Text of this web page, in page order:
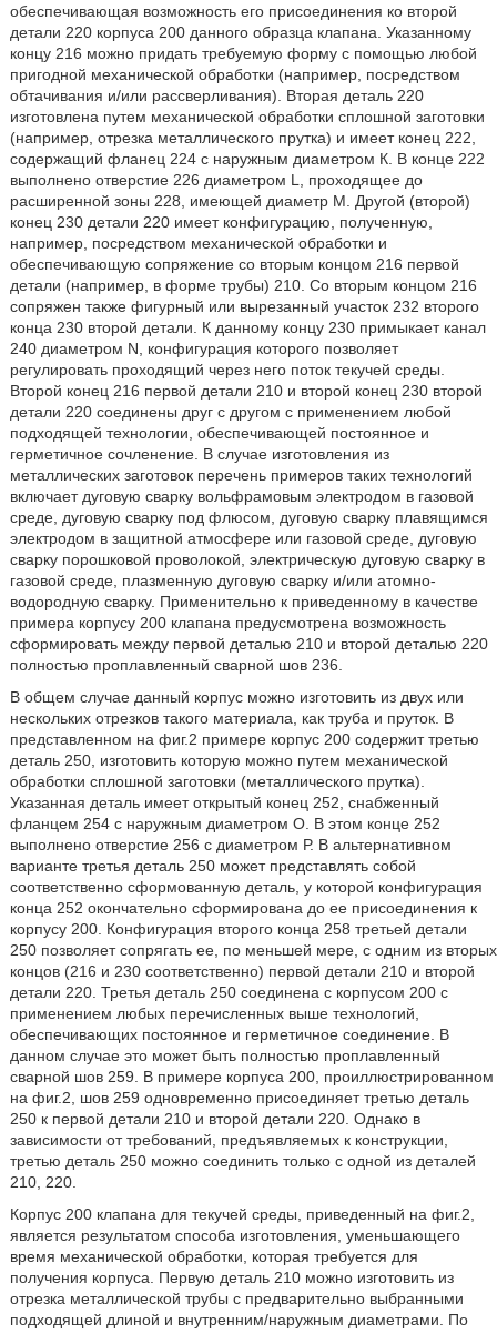
обеспечивающая возможность его присоединения ко второй
детали 220 корпуса 200 данного образца клапана. Указанному
концу 216 можно придать требуемую форму с помощью любой
пригодной механической обработки (например, посредством
обтачивания и/или рассверливания). Вторая деталь 220
изготовлена путем механической обработки сплошной заготовки
(например, отрезка металлического прутка) и имеет конец 222,
содержащий фланец 224 с наружным диаметром К. В конце 222
выполнено отверстие 226 диаметром L, проходящее до
расширенной зоны 228, имеющей диаметр М. Другой (второй)
конец 230 детали 220 имеет конфигурацию, полученную,
например, посредством механической обработки и
обеспечивающую сопряжение со вторым концом 216 первой
детали (например, в форме трубы) 210. Со вторым концом 216
сопряжен также фигурный или вырезанный участок 232 второго
конца 230 второй детали. К данному концу 230 примыкает канал
240 диаметром N, конфигурация которого позволяет
регулировать проходящий через него поток текучей среды.
Второй конец 216 первой детали 210 и второй конец 230 второй
детали 220 соединены друг с другом с применением любой
подходящей технологии, обеспечивающей постоянное и
герметичное сочленение. В случае изготовления из
металлических заготовок перечень примеров таких технологий
включает дуговую сварку вольфрамовым электродом в газовой
среде, дуговую сварку под флюсом, дуговую сварку плавящимся
электродом в защитной атмосфере или газовой среде, дуговую
сварку порошковой проволокой, электрическую дуговую сварку в
газовой среде, плазменную дуговую сварку и/или атомно-
водородную сварку. Применительно к приведенному в качестве
примера корпусу 200 клапана предусмотрена возможность
сформировать между первой деталью 210 и второй деталью 220
полностью проплавленный сварной шов 236.
В общем случае данный корпус можно изготовить из двух или
нескольких отрезков такого материала, как труба и пруток. В
представленном на фиг.2 примере корпус 200 содержит третью
деталь 250, изготовить которую можно путем механической
обработки сплошной заготовки (металлического прутка).
Указанная деталь имеет открытый конец 252, снабженный
фланцем 254 с наружным диаметром О. В этом конце 252
выполнено отверстие 256 с диаметром Р. В альтернативном
варианте третья деталь 250 может представлять собой
соответственно сформованную деталь, у которой конфигурация
конца 252 окончательно сформирована до ее присоединения к
корпусу 200. Конфигурация второго конца 258 третьей детали
250 позволяет сопрягать ее, по меньшей мере, с одним из вторых
концов (216 и 230 соответственно) первой детали 210 и второй
детали 220. Третья деталь 250 соединена с корпусом 200 с
применением любых перечисленных выше технологий,
обеспечивающих постоянное и герметичное соединение. В
данном случае это может быть полностью проплавленный
сварной шов 259. В примере корпуса 200, проиллюстрированном
на фиг.2, шов 259 одновременно присоединяет третью деталь
250 к первой детали 210 и второй детали 220. Однако в
зависимости от требований, предъявляемых к конструкции,
третью деталь 250 можно соединить только с одной из деталей
210, 220.
Корпус 200 клапана для текучей среды, приведенный на фиг.2,
является результатом способа изготовления, уменьшающего
время механической обработки, которая требуется для
получения корпуса. Первую деталь 210 можно изготовить из
отрезка металлической трубы с предварительно выбранными
подходящей длиной и внутренним/наружным диаметрами. По